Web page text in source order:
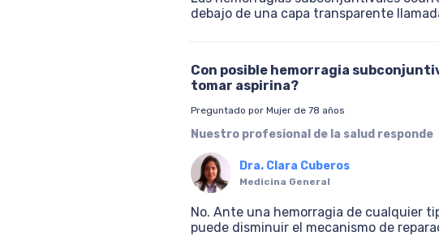
debajo de una capa transparente
Con posible hemorragia
tomar aspirina?
Preguntado por Mujer de 78 años
Nuestro profesional de la salud responde
Dra. Clara Cuberos
Medicina General
No. Ante una hemorragia de cualquier
puede disminuir el mecanismo de